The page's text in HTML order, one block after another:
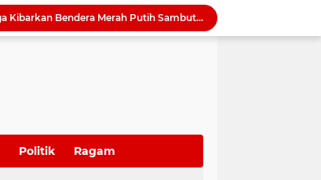
Harmonisasi Ranperda Pajak dan Retribusi, Erisda: Sekretariat DPRD Medan Perkuat Kepastian Hukum Regulasi Daerah
Sutarto Targetkan Banteng Sumut Merah FC Harumkan Nama Sumut di Soekarno Cup 2026
Serapan Anggaran Terendah, Inspektorat 'Warning' Kinerja Kadis Perkimcikataru Medan
Politik Ragam